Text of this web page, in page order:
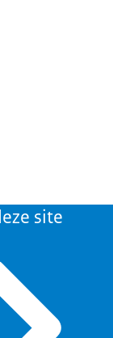
site